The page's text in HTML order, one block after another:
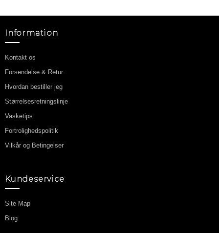
Information
Kontakt os
Forsendelse & Retur
Hvordan bestiller jeg
Størrelsesretningslinje
Vasketips
Fortrolighedspolitik
Vilkår og Betingelser
Kundeservice
Site Map
Blog